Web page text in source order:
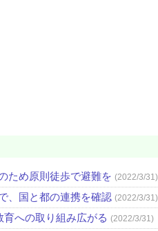
ため原則徒歩で避難を (2022/3/31)
、国と都の連携を確認 (2022/3/31)
への取り組み広がる (2022/3/31)